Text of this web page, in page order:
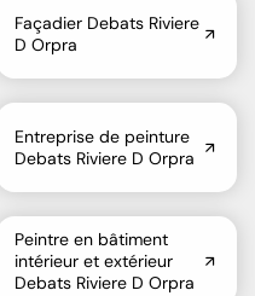
Façadier Debats Riviere
D Orpra
Entreprise de peinture
Debats Riviere D Orpra
Peintre en bâtiment
intérieur et extérieur
Debats Riviere D Orpra